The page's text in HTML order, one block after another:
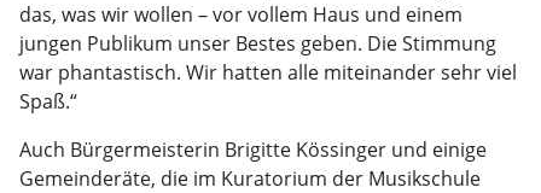
das, was wir wollen – vor vollem Haus und einem
jungen Publikum unser Bestes geben. Die Stimmung
war phantastisch. Wir hatten alle miteinander sehr viel
Spaß.“
Auch Bürgermeisterin Brigitte Kössinger und einige
Gemeinderäte, die im Kuratorium der Musikschule